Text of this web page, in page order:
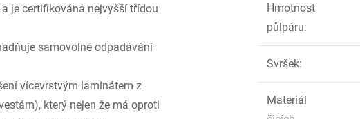
je certifikována nejvyšší třídou
samovolné odpadávání
vícevrstvým laminátem z
který nejen že má oproti
Hmotnost
půlpáru:
Svršek:
Materiál